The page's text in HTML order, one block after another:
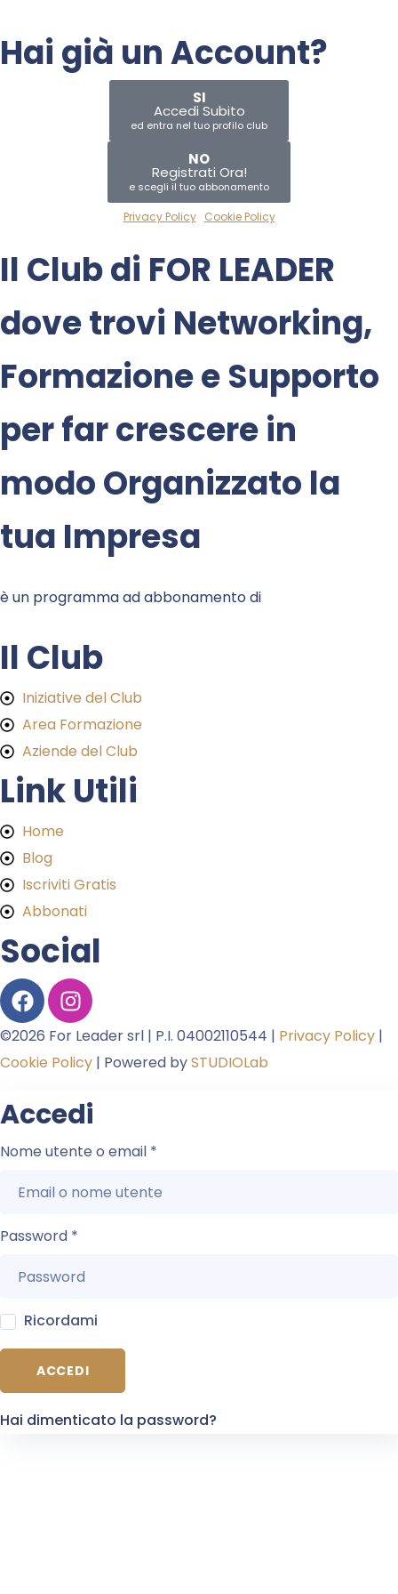
Hai già un Account?
SI
Accedi Subito
ed entra nel tuo profilo club
NO
Registrati Ora!
e scegli il tuo abbonamento
Privacy Policy Cookie Policy
Il Club di FOR LEADER
dove trovi Networking,
FormazioneeSupporto
per far crescere in
modo Organizzato la
tua Impresa
è un programma ad abbonamento di
Il Club
Iniziative del Club
Area Formazione
Aziende del Club
Link Utili
Home
Blog
Iscriviti Gratis
Abbonati
Social
©2026 For Leader srl | P.I. 04002110544 | Privacy Policy |
Cookie Policy | Powered bySTUDIOLab
Accedi
Nome utente o email *
Password *
Ricordami
ACCEDI
Hai dimenticato la password?